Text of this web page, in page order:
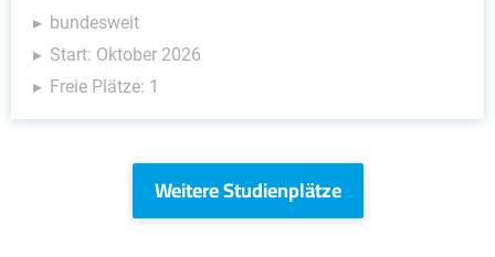
bundesweit
Start: Oktober 2026
Freie Plätze: 1
Weitere Studienplätze